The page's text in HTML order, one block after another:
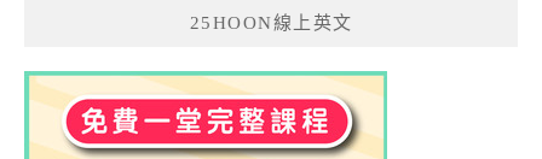
25HOON線上英文